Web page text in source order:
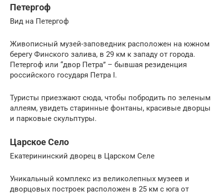
Петергоф
Вид на Петергоф
Живописный музей-заповедник расположен на южном
берегу Финского залива, в 29 км к западу от города.
Петергоф или “двор Петра” – бывшая резиденция
российского государя Петра I.
Туристы приезжают сюда, чтобы побродить по зеленым
аллеям, увидеть старинные фонтаны, красивые дворцы
и парковые скульптуры.
Царское Село
Екатерининский дворец в Царском Селе
Уникальный комплекс из великолепных музеев и
дворцовых построек расположен в 25 км с юга от